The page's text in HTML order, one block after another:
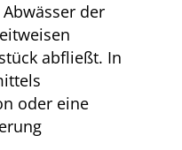
der
abfließt. In
oder eine